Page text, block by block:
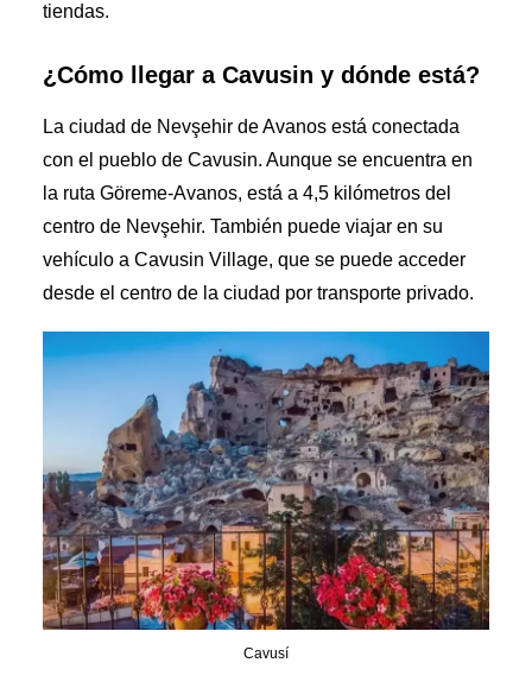
tiendas.
¿Cómo llegar a Cavusin y dónde está?
La ciudad de Nevşehir de Avanos está conectada
con el pueblo de Cavusin. Aunque se encuentra en
la ruta Göreme-Avanos, está a 4,5 kilómetros del
centro de Nevşehir. También puede viajar en su
vehículo a Cavusin Village, que se puede acceder
desde el centro de la ciudad por transporte privado.
Cavusí